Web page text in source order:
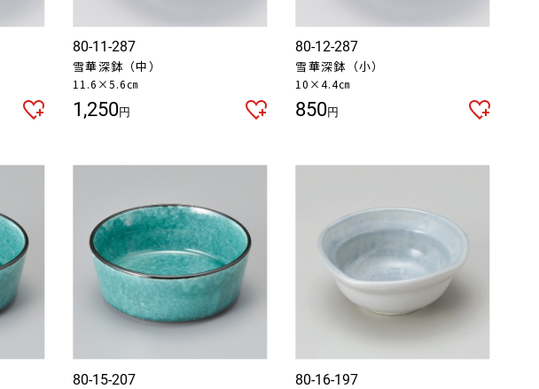
80-11-287
雪華深鉢（中）
11.6×5.6㎝
1,250円
80-12-287
雪華深鉢（小）
10×4.4㎝
850円
80-15-207
80-16-197